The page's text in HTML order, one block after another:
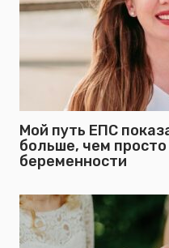
Мой путь ЕПС
больше, чем просто
беременности